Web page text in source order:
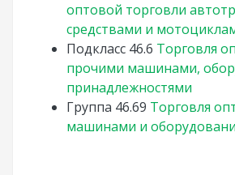
оптовой торговли
средствами и
Подкласс 46.6 Торговля
прочими машинами,
принадлежностями
Группа 46.69 Торговля
машинами и